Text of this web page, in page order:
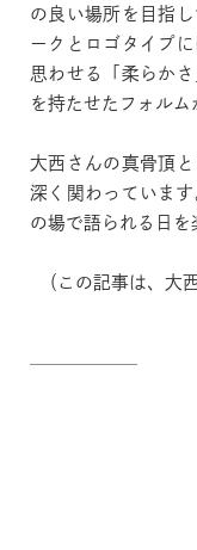
の良い場所を目指
ークとロゴタイプ
思わせる「柔らか
を持たせたフォルム
大西さんの真骨頂
深く関わっています
の場で語られる日を
（この記事は、大